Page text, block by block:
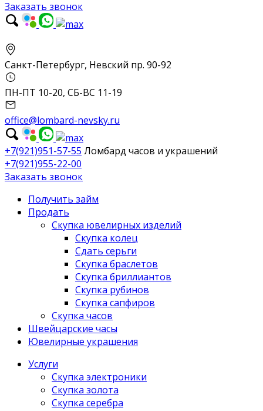
Заказать звонок
Санкт-Петербург, Невский пр. 90-92
ПН-ПТ 10-20, СБ-ВС 11-19
office@lombard-nevsky.ru
+7(921)951-57-55 Ломбард часов и украшений
+7(921)955-22-00
Заказать звонок
Получить займ
Продать
Скупка ювелирных изделий
Скупка колец
Сдать серьги
Скупка браслетов
Скупка бриллиантов
Скупка рубинов
Скупка сапфиров
Скупка часов
Швейцарские часы
Ювелирные украшения
Услуги
Скупка электроники
Скупка золота
Скупка серебра